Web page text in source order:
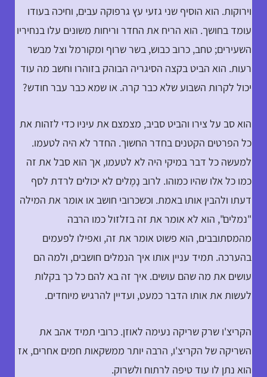
וירוקות. הוא הוסיף שני גזעי עץ גרפוקה עבים, וחיכה בעודו
עומד בחושך. הוא הריח את החדר וריחות משונים עלו בנחיריו
השעירים; טחב, כרוב כבוש, בשר שרוף ומקורמל וצל מבשר
רעות. הוא הביט בקצה הסיגריה הבוהק בזוהרו וחשב מה עוד
יכול לקרות השבוע שלא כבר קרה. או שמא כבר עבר חודש?
הוא סב על צירו והביט סביב, מצמצם את עיניו כדי לזהות את
כל הפרטים הקטנים בחדר החשוך. החדר לא היה לטעמו.
למעשה כל דבר במיקי היה לא לטעמו, אך הוא סבל את זה
כמו כל אלו שהיו כמוהו. לרוב נָמֶלים לא יכולים לרדת לסף
דעתו ולהבין אותו באמת. וכשכרובי חושב או אומר את המילה
"נמלים", הוא לא אומר את זה בזלזול כמו הרבה
מהמסתובבים, הוא פשוט אומר את זה, ואפילו לפעמים
בהערכה. תמיד עניין אותו איך הנמלים חושבים, ולמה הם
עושים את מה שהם עושים. איך זה בא להם כל כך בקלות
לעשות את אותו הדבר כמעט, ועדיין להרגיש מיוחדים.
הקריצ'ו שרק שריקה נעימה לאוזן. כרובי תמיד אהב את
השריקה של הקריצ'ו, הרבה יותר ממשקאות חמים אחרים, אז
הוא נתן לו עוד טיפה לרתוח ולשרוק.